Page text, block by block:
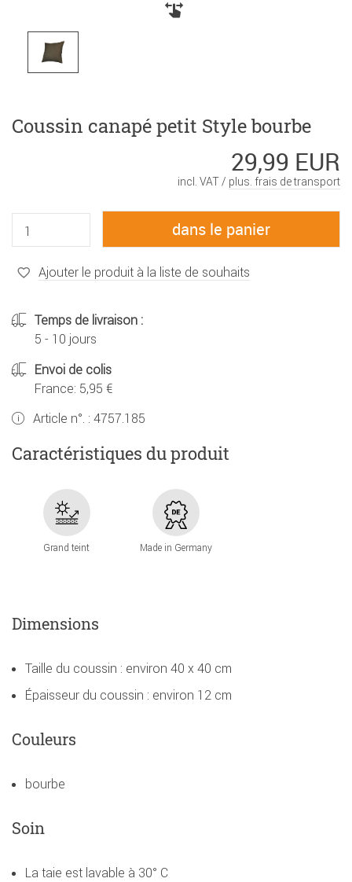
Coussin canapé petit Style bourbe
29,99 EUR
incl. VAT / plus. frais de transport
Ajouter le produit à la liste de souhaits
Temps de livraison :
5 - 10 jours
Envoi de colis
France: 5,95 €
Article n°. : 4757.185
Caractéristiques du produit
Grand teint Made in Germany
Dimensions
Taille du coussin : environ 40 x 40 cm
Épaisseur du coussin : environ 12 cm
Couleurs
bourbe
Soin
La taie est lavable à 30° C